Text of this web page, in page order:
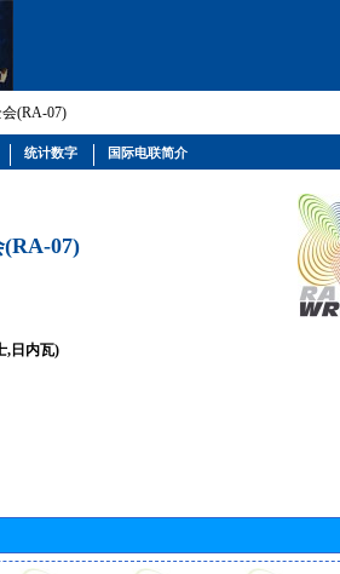
(RA-07)
07)
,日内瓦)
统计数字 国际电联简介